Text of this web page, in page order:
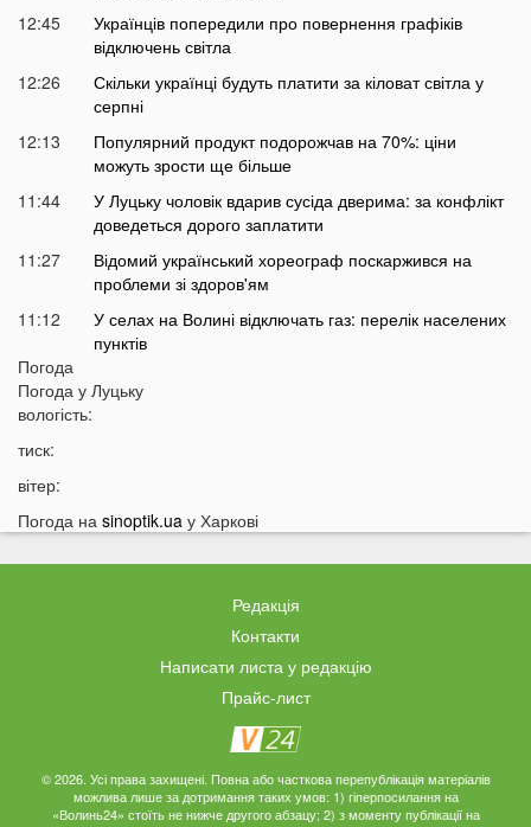
12:45
Українців попередили про повернення графіків
відключень світла
12:26
Скільки українці будуть платити за кіловат світла у
серпні
12:13
Популярний продукт подорожчав на 70%: ціни
можуть зрости ще більше
11:44
У Луцьку чоловік вдарив сусіда дверима: за конфлікт
доведеться дорого заплатити
11:27
Відомий український хореограф поскаржився на
проблеми зі здоров'ям
11:12
У селах на Волині відключать газ: перелік населених
пунктів
10:56
10:43
10:11
На Волині два дні вируватиме аномалія
09:38
Українці можуть залишитися без пенсій через
Вночі на Волині горіла «Єва»
Українців закликали якнайшвидше виїжджати з
Що відомо про нічну атаку РФ по Україні
Українців закликали перебувати вдома: у чому
причина
Погода
Погода у Луцьку
вологість:
тиск:
вітер:
Погода на sinoptik.ua у Харкові
Редакція
Контакти
Написати листа у редакцію
Прайс-лист
© 2026. Усі права захищені. Повна або часткова перепублікація матеріалів
можлива лише за дотримання таких умов: 1) гіперпосилання на
«Волинь24» стоїть не нижче другого абзацу; 2) з моменту публікації на